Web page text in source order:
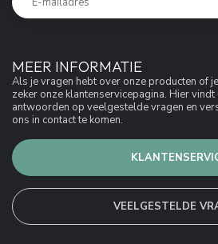
MEER INFORMATIE
Als je vragen hebt over onze producten of
zeker onze klantenservicepagina. Hier
antwoorden op veelgestelde vragen en
ons in contact te komen.
VEELGESTELDE